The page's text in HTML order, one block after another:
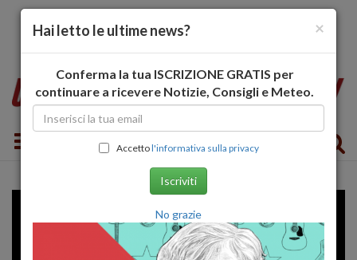
Toggle navigation
×
Hai letto le ultime news?
Conferma la tua ISCRIZIONE GRATIS per
continuare a ricevere Notizie, Consigli e Meteo.
Accettol'informativa sulla privacy
Iscriviti
No grazie